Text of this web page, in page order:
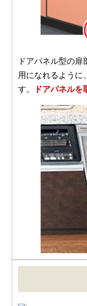
ドアパネル型の
用になれるように
す。
ドアパネルを